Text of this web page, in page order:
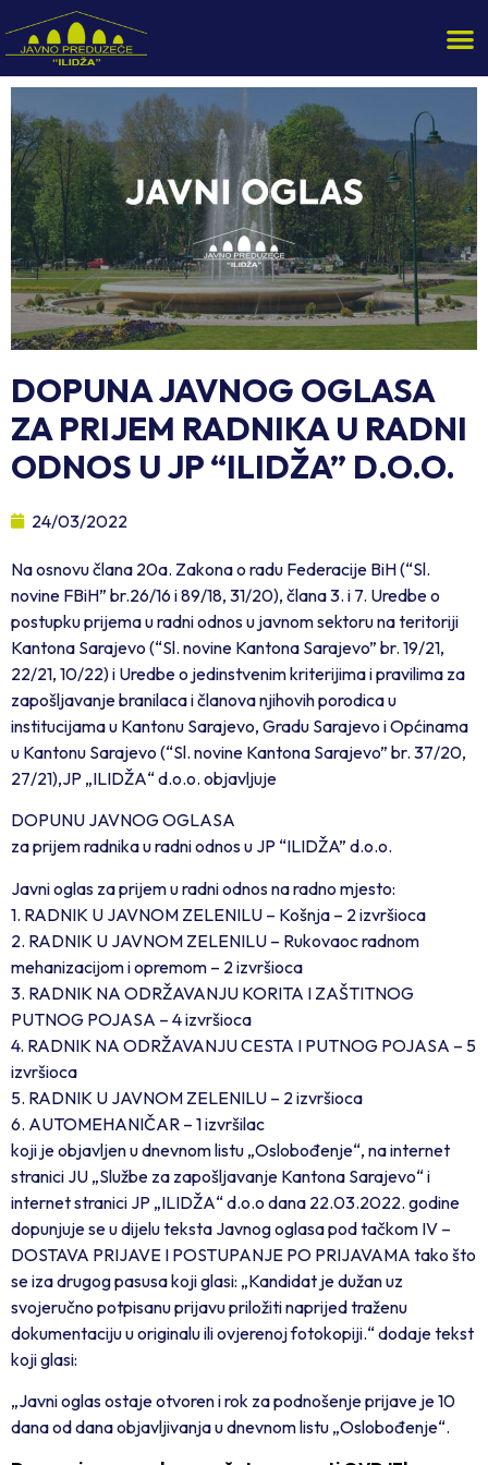
DOPUNA JAVNOG OGLASA
ZA PRIJEM RADNIKA U RADNI
ODNOS U JP “ILIDŽA” D.O.O.
24/03/2022
Na osnovu člana 20a. Zakona o radu Federacije BiH (“Sl.
novine FBiH” br.26/16 i 89/18, 31/20), člana 3. i 7. Uredbe o
postupku prijema u radni odnos u javnom sektoru na teritoriji
Kantona Sarajevo (“Sl. novine Kantona Sarajevo” br. 19/21,
22/21, 10/22) i Uredbe o jedinstvenim kriterijima i pravilima za
zapošljavanje branilaca i članova njihovih porodica u
institucijama u Kantonu Sarajevo, Gradu Sarajevo i Općinama
u Kantonu Sarajevo (“Sl. novine Kantona Sarajevo” br. 37/20,
27/21),JP „ILIDŽA“ d.o.o. objavljuje
DOPUNU JAVNOG OGLASA
za prijem radnika u radni odnos u JP “ILIDŽA” d.o.o.
Javni oglas za prijem u radni odnos na radno mjesto:
1. RADNIK U JAVNOM ZELENILU – Košnja – 2 izvršioca
2. RADNIK U JAVNOM ZELENILU – Rukovaoc radnom
mehanizacijom i opremom – 2 izvršioca
3. RADNIK NA ODRŽAVANJU KORITA I ZAŠTITNOG
PUTNOG POJASA – 4 izvršioca
4. RADNIK NA ODRŽAVANJU CESTA I PUTNOG POJASA – 5
izvršioca
5. RADNIK U JAVNOM ZELENILU – 2 izvršioca
6. AUTOMEHANIČAR – 1 izvršilac
koji je objavljen u dnevnom listu „Oslobođenje“, na internet
stranici JU „Službe za zapošljavanje Kantona Sarajevo“ i
internet stranici JP „ILIDŽA“ d.o.o dana 22.03.2022. godine
dopunjuje se u dijelu teksta Javnog oglasa pod tačkom IV –
DOSTAVA PRIJAVE I POSTUPANJE PO PRIJAVAMA tako što
se iza drugog pasusa koji glasi: „Kandidat je dužan uz
svojeručno potpisanu prijavu priložiti naprijed traženu
dokumentaciju u originalu ili ovjerenoj fotokopiji.“ dodaje tekst
koji glasi:
„Javni oglas ostaje otvoren i rok za podnošenje prijave je 10
dana od dana objavljivanja u dnevnom listu „Oslobođenje“.